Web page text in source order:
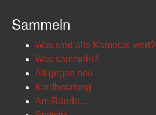
Sammeln
Was sind alte Kameras wert?
Was sammeln?
Alt gegen neu
Kaufberatung
Am Rande...